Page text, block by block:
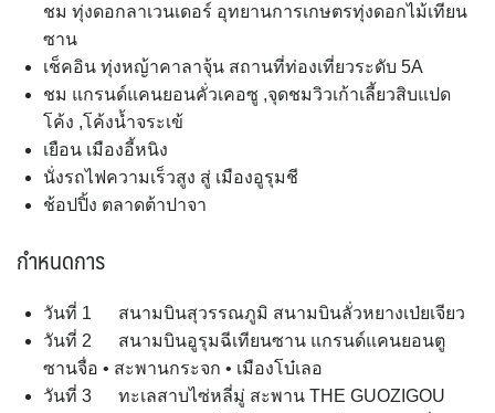
ชม ทุ่งดอกลาเวนเดอร์ อุทยานการเกษตรทุ่งดอกไม้เทียน
ซาน
เช็คอิน ทุ่งหญ้าคาลาจุ้น สถานที่ท่องเที่ยวระดับ 5A
ชม แกรนด์แคนยอนคั่วเคอซู ,จุดชมวิวเก้าเลี้ยวสิบแปด
โค้ง ,โค้งน้ำจระเข้
เยือน เมืองอี้หนิง
นั่งรถไฟความเร็วสูง สู่ เมืองอูรุมชี
ช้อปปิ้ง ตลาดต้าปาจา
กำหนดการ
วันที่ 1 สนามบินสุวรรณภูมิ สนามบินลั่วหยางเป่ยเจียว
วันที่ 2 สนามบินอูรุมฉีเทียนซาน แกรนด์แคนยอนตู
ซานจื่อ • สะพานกระจก • เมืองโบ๋เลอ
วันที่ 3 ทะเลสาบไซ่หลี่มู่ สะพาน THE GUOZIGOU